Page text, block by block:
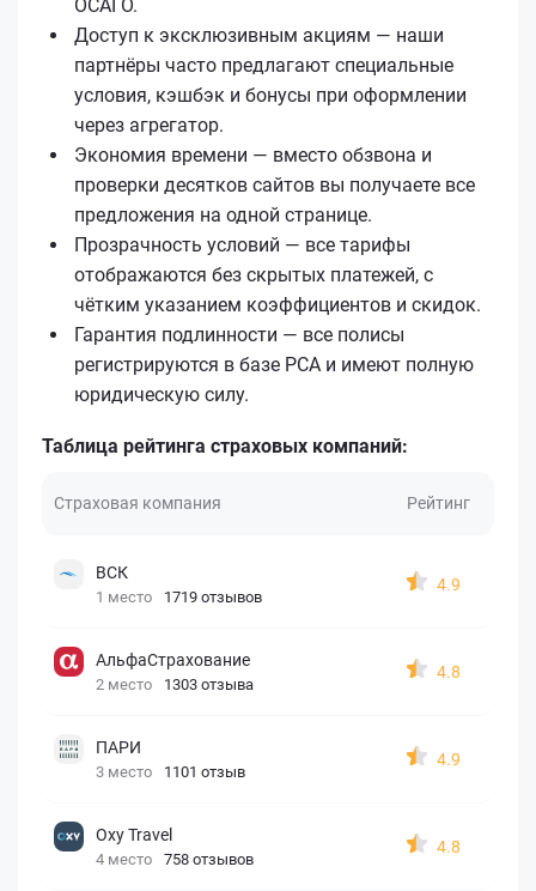
ОСАГО.
Доступ к эксклюзивным акциям — наши
партнёры часто предлагают специальные
условия, кэшбэк и бонусы при оформлении
через агрегатор.
Экономия времени — вместо обзвона и
проверки десятков сайтов вы получаете все
предложения на одной странице.
Прозрачность условий — все тарифы
отображаются без скрытых платежей, с
чётким указанием коэффициентов и скидок.
Гарантия подлинности — все полисы
регистрируются в базе РСА и имеют полную
юридическую силу.
Таблица рейтинга страховых компаний:
Страховая компания Рейтинг
ВСК
1 место 1719 отзывов
4.9
АльфаСтрахование
2 место 1303 отзыва
4.8
ПАРИ
3 место 1101 отзыв
4.9
Oxy Travel
4 место 758 отзывов
4.8